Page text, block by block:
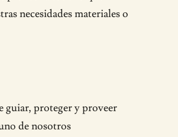
necesidades materiales o
guiar, proteger y proveer
de nosotros